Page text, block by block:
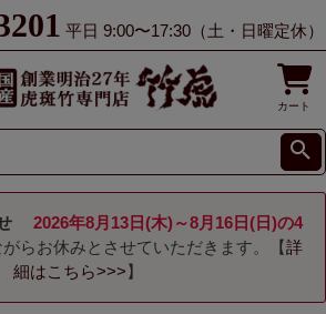
平日 9:00〜17:30（土・日曜定休）
カート
2026年8月13日(木)～8月16日(日)の4
らお休みとさせていただきます。【詳
細はこちら>>> 】